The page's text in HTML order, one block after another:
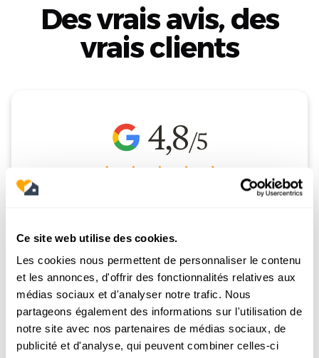
Ce site web utilise des cookies.
Les cookies nous permettent de personnaliser le contenu
et les annonces, d'offrir des fonctionnalités relatives aux
médias sociaux et d'analyser notre trafic. Nous
partageons également des informations sur l'utilisation de
notre site avec nos partenaires de médias sociaux, de
publicité et d'analyse, qui peuvent combiner celles-ci
Des vrais avis, des
vrais clients
+ 1800 clients accompagnés
Nos clients sont nos meilleurs ambassadeurs.
Plutôt que de vous convaincre par nos propres
mots, nous préférons vous laisser la parole.